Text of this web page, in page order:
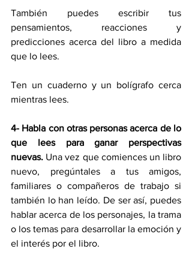
También puedes escribir tus
pensamientos, reacciones y
predicciones acerca del libro a medida
que lo lees.
Ten un cuaderno y un bolígrafo cerca
mientras lees.
4- Habla con otras personas acerca de lo
que lees para ganar perspectivas
nuevas. Una vez que comiences un libro
nuevo, pregúntales a tus amigos,
familiares o compañeros de trabajo si
también lo han leído. De ser así, puedes
hablar acerca de los personajes, la trama
o los temas para desarrollar la emoción y
el interés por el libro.